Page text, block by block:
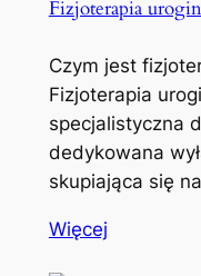
Fizjoterapia
Czym jest
Fizjoterapia
specjalistyczna
dedykowana
skupiająca się
Więcej